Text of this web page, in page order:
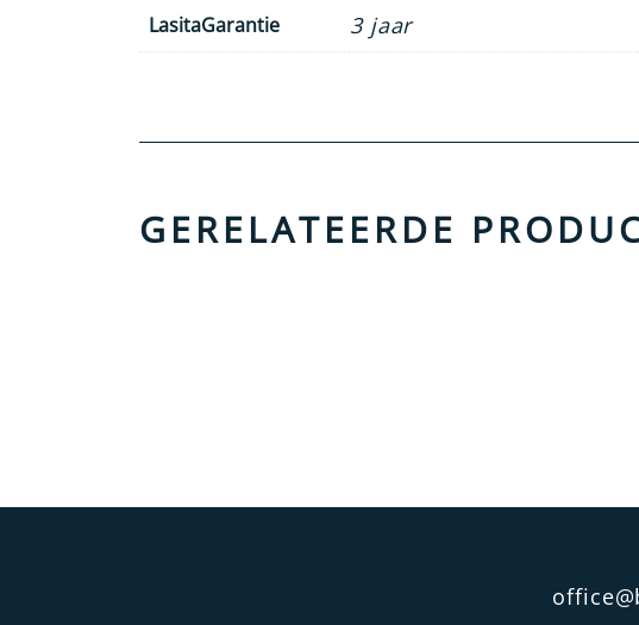
LasitaGarantie 3 jaar
GERELATEERDE